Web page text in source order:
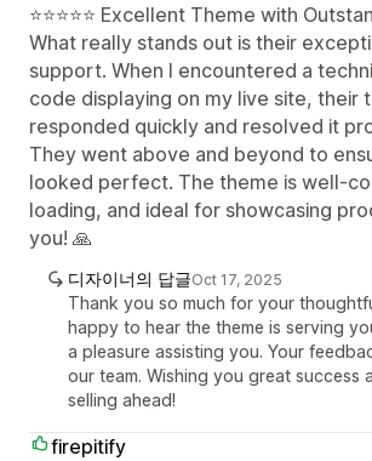
⭐⭐⭐⭐⭐ Excellent Theme with
What really stands out is their
support. When I encountered a
code displaying on my live site, their
responded quickly and resolved it
They went above and beyond to
looked perfect. The theme is well-
loading, and ideal for showcasing
you! 🙏
디자이너의 답글Oct 17, 2025
Thank you so much for your
happy to hear the theme is serving
a pleasure assisting you. Your
our team. Wishing you great success
selling ahead!
firepitify